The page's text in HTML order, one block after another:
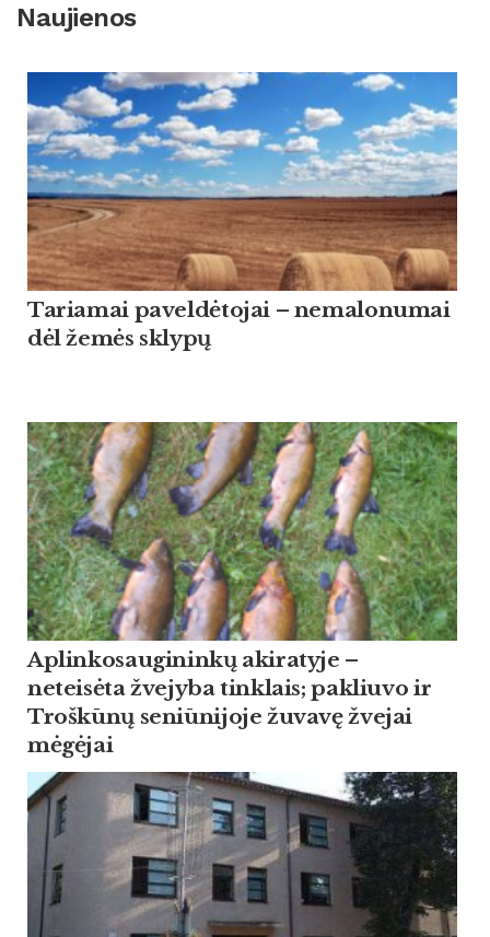
Naujienos
Tariamai paveldėtojai – nemalonumai
dėl žemės sklypų
Aplinkosaugininkų akiratyje –
neteisėta žvejyba tinklais; pakliuvo ir
Troškūnų seniūnijoje žuvavę žvejai
mėgėjai